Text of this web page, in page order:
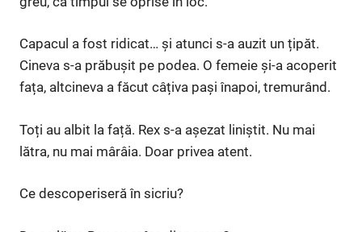
Capacul a fost ridicat… și atunci s-a auzit un țipăt.
Cineva s-a prăbușit pe podea. O femeie și-a acoperit
fața, altcineva a făcut câțiva pași înapoi, tremurând.
Toți au albit la față. Rex s-a așezat liniștit. Nu mai
lătra, nu mai mârâia. Doar privea atent.
Ce descoperiseră în sicriu?